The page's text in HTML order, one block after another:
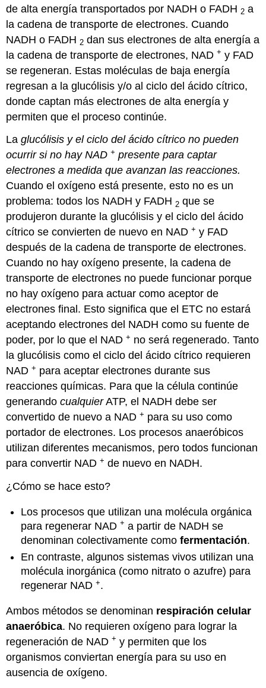
de alta energía transportados por NADH o FADH 2 a
la cadena de transporte de electrones. Cuando
NADH o FADH 2 dan sus electrones de alta energía a
la cadena de transporte de electrones, NAD+ y FAD
se regeneran. Estas moléculas de baja energía
regresan a la glucólisis y/o al ciclo del ácido cítrico,
donde captan más electrones de alta energía y
permiten que el proceso continúe.
Laglucólisis y el ciclo del ácido cítrico no pueden
ocurrir si no hay NAD+ presente para captar
electrones a medida que avanzan las reacciones.
Cuando el oxígeno está presente, esto no es un
problema: todos los NADH y FADH 2 que se
produjeron durante la glucólisis y el ciclo del ácido
cítrico se convierten de nuevo en NAD+ y FAD
después de la cadena de transporte de electrones.
Cuando no hay oxígeno presente, la cadena de
transporte de electrones no puede funcionar porque
no hay oxígeno para actuar como aceptor de
electrones final. Esto significa que el ETC no estará
aceptando electrones del NADH como su fuente de
poder, por lo que el NAD+ no será regenerado. Tanto
la glucólisis como el ciclo del ácido cítrico requieren
NAD+ para aceptar electrones durante sus
reacciones químicas. Para que la célula continúe
generandocualquierATP, el NADH debe ser
convertido de nuevo a NAD+ para su uso como
portador de electrones. Los procesos anaeróbicos
utilizan diferentes mecanismos, pero todos funcionan
para convertir NAD+ de nuevo en NADH.
¿Cómo se hace esto?
Los procesos que utilizan una molécula orgánica
para regenerar NAD+ a partir de NADH se
denominan colectivamente comofermentación.
En contraste, algunos sistemas vivos utilizan una
molécula inorgánica (como nitrato o azufre) para
regenerar NAD+.
Ambos métodos se denominan respiración celular
anaeróbica. No requieren oxígeno para lograr la
regeneración de NAD+ y permiten que los
organismos conviertan energía para su uso en
ausencia de oxígeno.